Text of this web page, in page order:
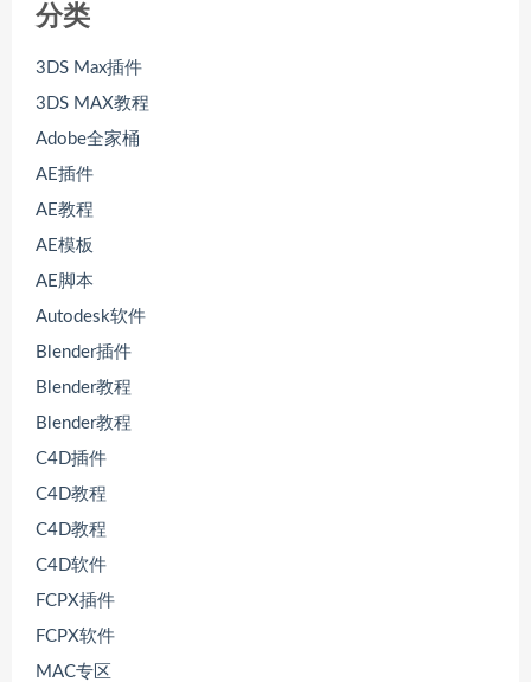
分类
3DS Max插件
3DS MAX教程
Adobe全家桶
AE插件
AE教程
AE模板
AE脚本
Autodesk软件
Blender插件
Blender教程
Blender教程
C4D插件
C4D教程
C4D教程
C4D软件
FCPX插件
FCPX软件
MAC专区